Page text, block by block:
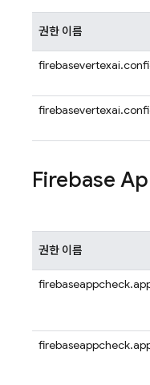
권한 이름
Firebase
권한 이름